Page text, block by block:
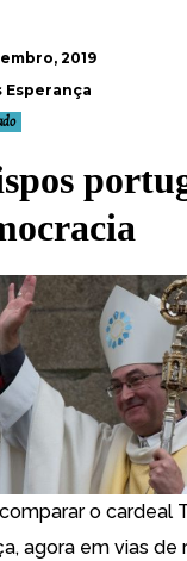
2019
Esperança
o cardeal
agora em vias de